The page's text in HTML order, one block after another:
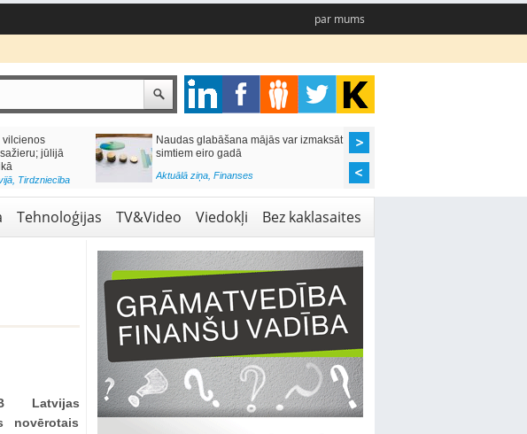
par mums
vilcienos
jūlijā
, Tirdzniecība
Naudas glabāšana mājās var izmaksāt
simtiem eiro gadā
Aktuālā ziņa, Finanses
Tehnoloģijas TV&Video Viedokļi Bez kaklasaites
Latvijas
novērotais